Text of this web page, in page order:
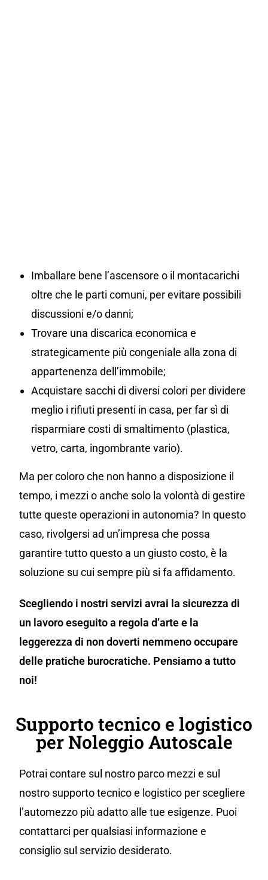
Imballare bene l’ascensore o il montacarichi
oltre che le parti comuni, per evitare possibili
discussioni e/o danni;
Trovare una discarica economica e
strategicamente più congeniale alla zona di
appartenenza dell’immobile;
Acquistare sacchi di diversi colori per dividere
meglio i rifiuti presenti in casa, per far sì di
risparmiare costi di smaltimento (plastica,
vetro, carta, ingombrante vario).
Ma per coloro che non hanno a disposizione il
tempo, i mezzi o anche solo la volontà di gestire
tutte queste operazioni in autonomia? In questo
caso, rivolgersi ad un’impresa che possa
garantire tutto questo a un giusto costo, è la
soluzione su cui sempre più si fa affidamento.
Scegliendo i nostri servizi avrai la sicurezza di
un lavoro eseguito a regola d’arte e la
leggerezza di non doverti nemmeno occupare
delle pratiche burocratiche. Pensiamo a tutto
noi!
Supporto tecnico e logistico
per Noleggio Autoscale
Potrai contare sul nostro parco mezzi e sul
nostro supporto tecnico e logistico per scegliere
l’automezzo più adatto alle tue esigenze. Puoi
contattarci per qualsiasi informazione e
consiglio sul servizio desiderato.